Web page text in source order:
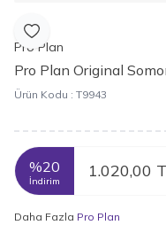
Favoriye Ekle
Pro Plan
Pro Plan Original
Ürün Kodu : T9943
%20
İndirim
1.020,00
Daha Fazla Pro Plan